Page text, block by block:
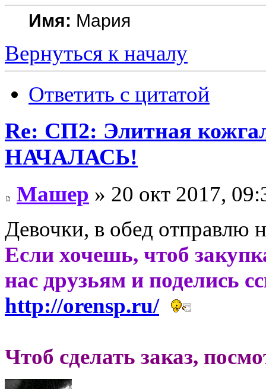
Имя: Мария
Вернуться к началу
Ответить с цитатой
Re: СП2: Элитная
НАЧАЛАСЬ!
Машер » 20 окт 2017,
Девочки, в обед отправлю
Если хочешь, чтоб
нас друзьям и поделись
http://orensp.ru/
Чтоб сделать заказ,